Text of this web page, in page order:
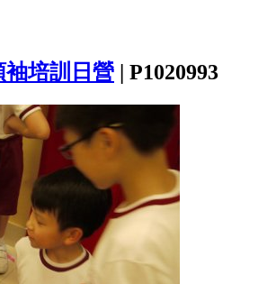
袖培訓日營 | P1020993